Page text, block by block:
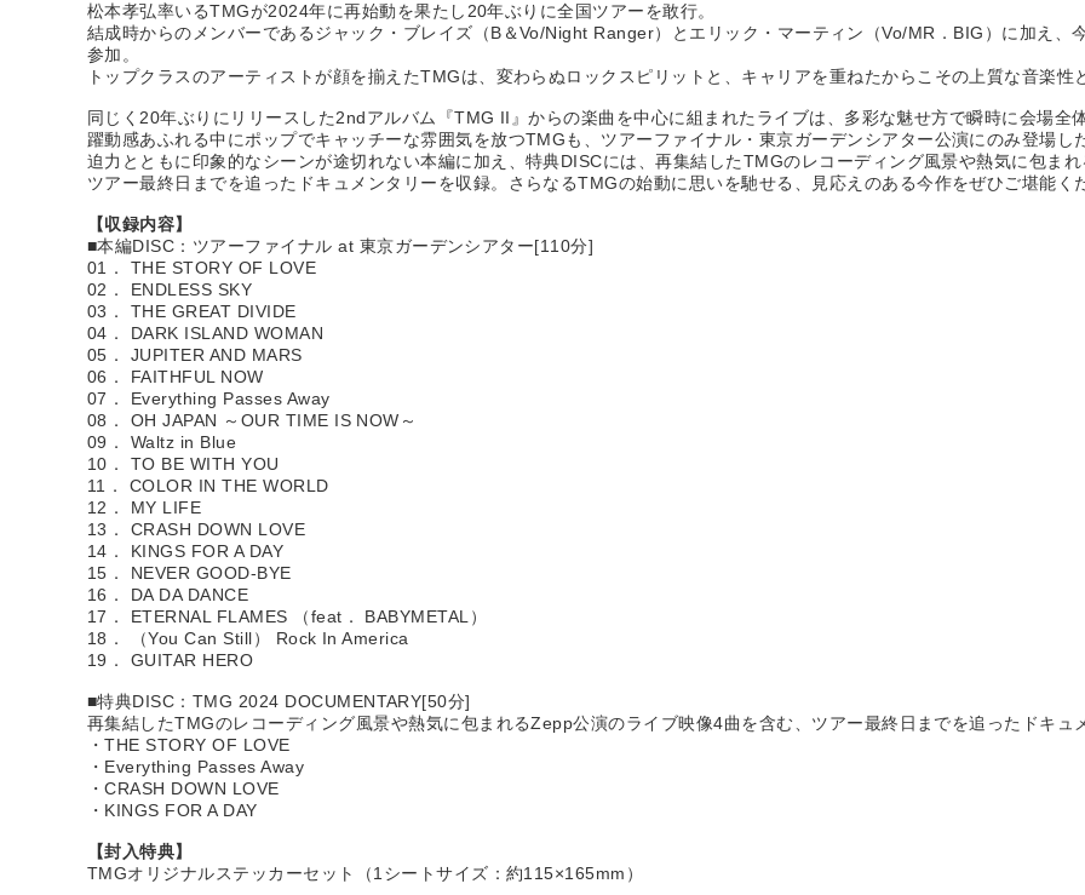
松本孝弘率いるTMGが2024年に再始動を果たし20年ぶりに全国ツアーを敢行。
結成時からのメンバーであるジャック・ブレイズ（B＆Vo/Night Ranger）とエリック・マーティン（Vo/MR．BIG）に加え、
参加。
トップクラスのアーティストが顔を揃えたTMGは、変わらぬロックスピリットと、キャリアを重ねたからこその上質な音楽性
同じく20年ぶりにリリースした2ndアルバム『TMG II』からの楽曲を中心に組まれたライブは、多彩な魅せ方で瞬時に会場全
躍動感あふれる中にポップでキャッチーな雰囲気を放つTMGも、ツアーファイナル・東京ガーデンシアター公演にのみ登場し
迫力とともに印象的なシーンが途切れない本編に加え、特典DISCには、再集結したTMGのレコーディング風景や熱気に包ま
ツアー最終日までを追ったドキュメンタリーを収録。さらなるTMGの始動に思いを馳せる、見応えのある今作をぜひご堪能く
【収録内容】
■本編DISC：ツアーファイナル at 東京ガーデンシアター[110分]
01． THE STORY OF LOVE
02． ENDLESS SKY
03． THE GREAT DIVIDE
04． DARK ISLAND WOMAN
05． JUPITER AND MARS
06． FAITHFUL NOW
07． Everything Passes Away
08． OH JAPAN ～OUR TIME IS NOW～
09． Waltz in Blue
10． TO BE WITH YOU
11． COLOR IN THE WORLD
12． MY LIFE
13． CRASH DOWN LOVE
14． KINGS FOR A DAY
15． NEVER GOOD-BYE
16． DA DA DANCE
17． ETERNAL FLAMES （feat． BABYMETAL）
18． （You Can Still） Rock In America
19． GUITAR HERO
■特典DISC：TMG 2024 DOCUMENTARY[50分]
再集結したTMGのレコーディング風景や熱気に包まれるZepp公演のライブ映像4曲を含む、ツアー最終日までを追ったドキュ
・THE STORY OF LOVE
・Everything Passes Away
・CRASH DOWN LOVE
・KINGS FOR A DAY
【封入特典】
TMGオリジナルステッカーセット（1シートサイズ：約115×165mm）